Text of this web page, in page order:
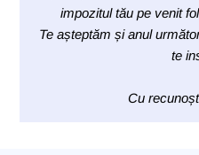
impozitul tău pe venit
Te așteptăm și anul
te
Cu